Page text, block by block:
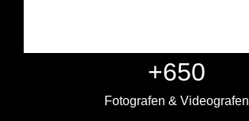
+650
Fotografen & Videografen